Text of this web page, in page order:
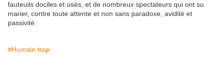
fauteuils dociles et usés, et de nombreux spectateurs qui ont su
marier, contre toute attente et non sans paradoxe, avidité et
passivité.
#Humain trop